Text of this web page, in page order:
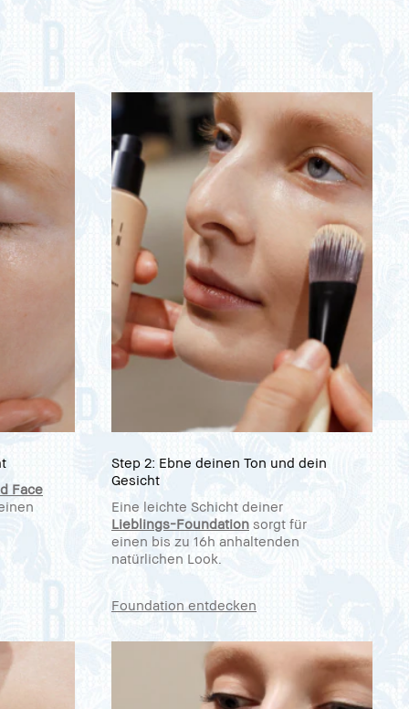
Face
Step 2: Ebne deinen Ton und dein
Gesicht
Eine leichte Schicht deiner
Lieblings-Foundation sorgt für
einen bis zu 16h anhaltenden
natürlichen Look.
Foundation entdecken